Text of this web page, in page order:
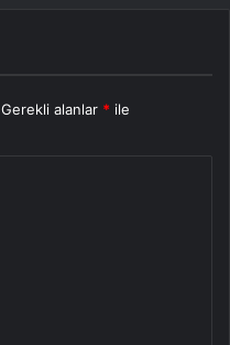
Gerekli alanlar * ile